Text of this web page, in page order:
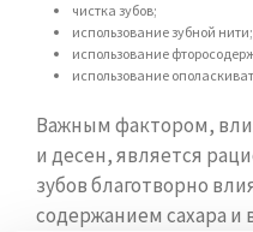
чистка зубов;
использование зубной нити;
использование
использование
Важным фактором,
и десен, является
зубов благотворно
содержанием сахара